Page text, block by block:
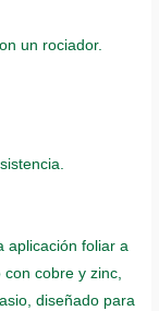
un rociador.
aplicación foliar a
con cobre y zinc,
diseñado para